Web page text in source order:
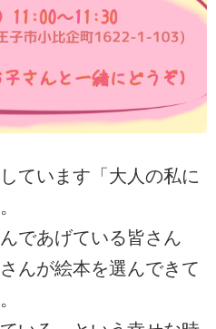
ています「大人の私に
であげている皆さん
んが絵本を選んできて